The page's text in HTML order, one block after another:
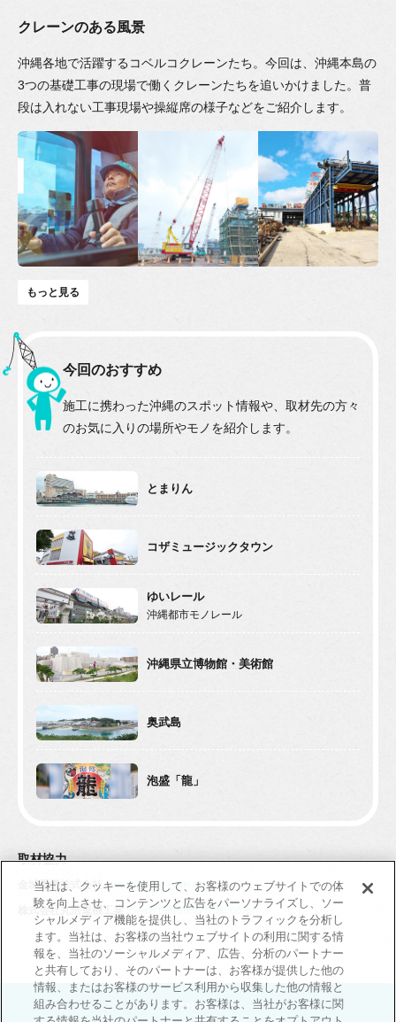
クレーンのある風景
沖縄各地で活躍するコベルコクレーンたち。 今回は、沖縄本島の
3つの基礎工事の現場で働くクレーンたちを追いかけました。 普
段は入れない工事現場や操縦席の様子などをご紹介します。
もっと見る
今回のおすすめ
施工に携わった沖縄のスポット情報や、 取材先の方々
のお気に入りの場所やモノを紹介します。
とまりん
コザミュージックタウン
ゆいレール
沖縄都市モノレール
沖縄県立博物館・美術館
奥武島
泡盛「龍」
取材協力
金城重機株式会社 www.kinjyo-jyuki.co.jp
株式会社丸浩重機工業 www.maruhiro-jyuki.co.jp
SHARE
当社は、クッキーを使用して、お客様のウェブサイトでの体
験を向上させ、コンテンツと広告をパーソナライズし、ソー
シャルメディア機能を提供し、当社のトラフィックを分析し
ます。当社は、お客様の当社ウェブサイトの利用に関する情
報を、当社のソーシャルメディア、広告、分析のパートナー
と共有しており、そのパートナーは、お客様が提供した他の
情報、またはお客様のサービス利用から収集した他の情報と
組み合わせることがあります。お客様は、当社がお客様に関